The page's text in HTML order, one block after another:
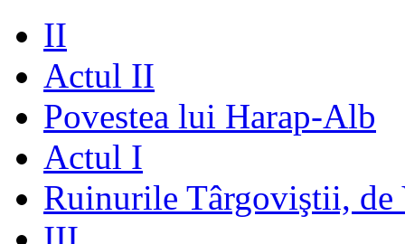
II
Actul II
Povestea lui Harap-Alb
Actul I
Ruinurile Târgoviştii, de